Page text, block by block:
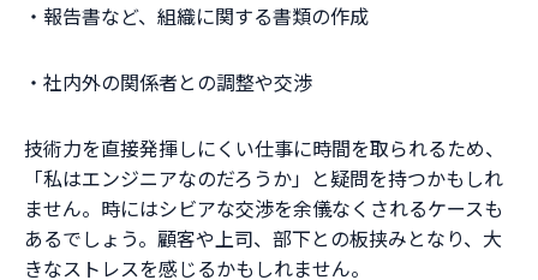
・報告書など、組織に関する書類の作成
・社内外の関係者との調整や交渉
技術力を直接発揮しにくい仕事に時間を取られるため、
「私はエンジニアなのだろうか」と疑問を持つかもしれ
ません。時にはシビアな交渉を余儀なくされるケースも
あるでしょう。顧客や上司、部下との板挟みとなり、大
きなストレスを感じるかもしれません。